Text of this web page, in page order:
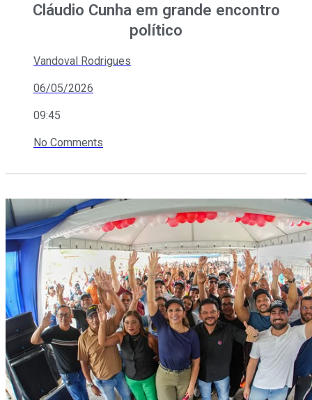
Cláudio Cunha em grande encontro
político
Vandoval Rodrigues
06/05/2026
09:45
No Comments